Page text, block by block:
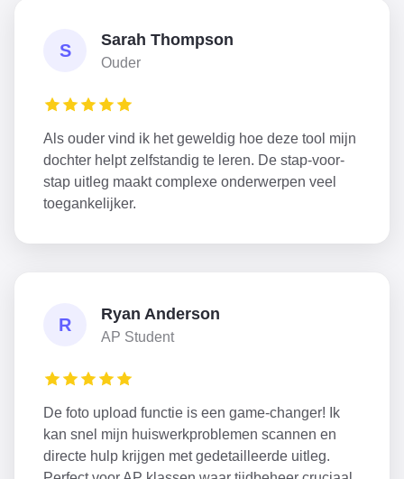
S
Sarah Thompson
Ouder
Als ouder vind ik het geweldig hoe deze tool mijn
dochter helpt zelfstandig te leren. De stap-voor-
stap uitleg maakt complexe onderwerpen veel
toegankelijker.
R
Ryan Anderson
AP Student
De foto upload functie is een game-changer! Ik
kan snel mijn huiswerkproblemen scannen en
directe hulp krijgen met gedetailleerde uitleg.